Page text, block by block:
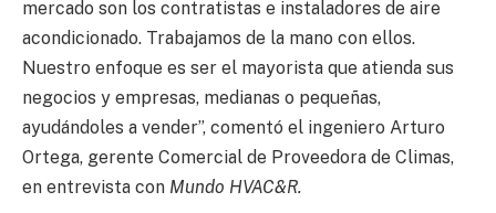
mercado son los contratistas e instaladores de aire
acondicionado. Trabajamos de la mano con ellos.
Nuestro enfoque es ser el mayorista que atienda sus
negocios y empresas, medianas o pequeñas,
ayudándoles a vender”, comentó el ingeniero Arturo
Ortega, gerente Comercial de Proveedora de Climas,
en entrevista con Mundo HVAC&R.